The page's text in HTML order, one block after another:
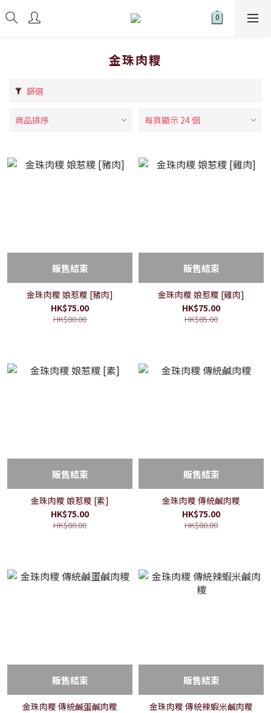
金珠肉糭
篩選
商品排序 每頁顯示 24 個
販售結束
金珠肉糭 娘惹糭 [豬肉]
HK$75.00
HK$80.00
販售結束
金珠肉糭 娘惹糭 [雞肉]
HK$75.00
HK$85.00
販售結束
金珠肉糭 娘惹糭 [素]
HK$75.00
HK$80.00
販售結束
金珠肉糭 傳統鹹肉糭
HK$75.00
HK$80.00
販售結束
金珠肉糭 傳統鹹蛋鹹肉糭
販售結束
金珠肉糭 傳統辣蝦米鹹肉糭